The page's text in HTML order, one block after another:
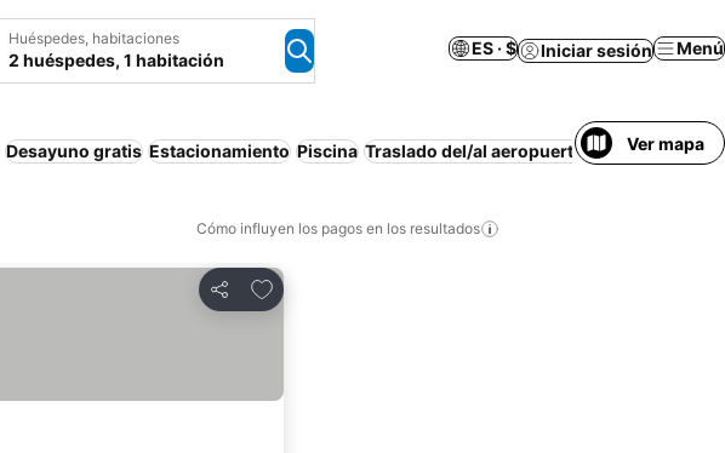
Huéspedes, habitaciones
2 huéspedes, 1 habitación
ES · $ Iniciar sesión Menú
Desayuno gratis Estacionamiento Piscina Traslado del/al aeropuerto PlayaVer mapa
Cómo influyen los pagos en los resultados
Compartir
Añadir a favoritos